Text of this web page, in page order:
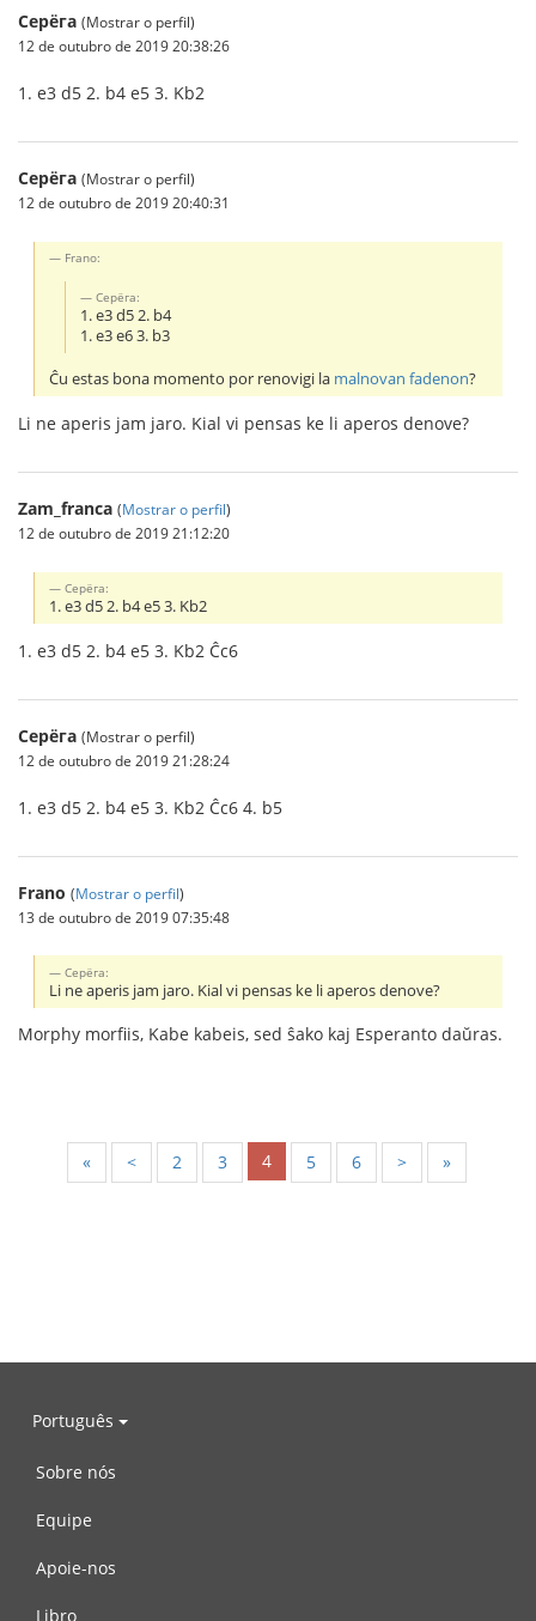
Серёга (Mostrar o perfil)
12 de outubro de 2019 20:38:26
1. e3 d5 2. b4 e5 3. Kb2
Серёга (Mostrar o perfil)
12 de outubro de 2019 20:40:31
Frano:
Серёга:
1. e3 d5 2. b4
1. e3 e6 3. b3
Ĉu estas bona momento por renovigi la malnovan fadenon?
Li ne aperis jam jaro. Kial vi pensas ke li aperos denove?
Zam_franca (Mostrar o perfil)
12 de outubro de 2019 21:12:20
Серёга:
1. e3 d5 2. b4 e5 3. Kb2
1. e3 d5 2. b4 e5 3. Kb2 Ĉc6
Серёга (Mostrar o perfil)
12 de outubro de 2019 21:28:24
1. e3 d5 2. b4 e5 3. Kb2 Ĉc6 4. b5
Frano (Mostrar o perfil)
13 de outubro de 2019 07:35:48
Серёга:
Li ne aperis jam jaro. Kial vi pensas ke li aperos denove?
Morphy morfiis, Kabe kabeis, sed ŝako kaj Esperanto daŭras.
« < 2 3 4 5 6 > »
Português
Sobre nós
Equipe
Apoie-nos
Libro